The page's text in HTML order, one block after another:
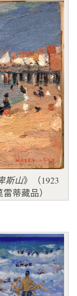
斯山》（1923
蒂藏品）